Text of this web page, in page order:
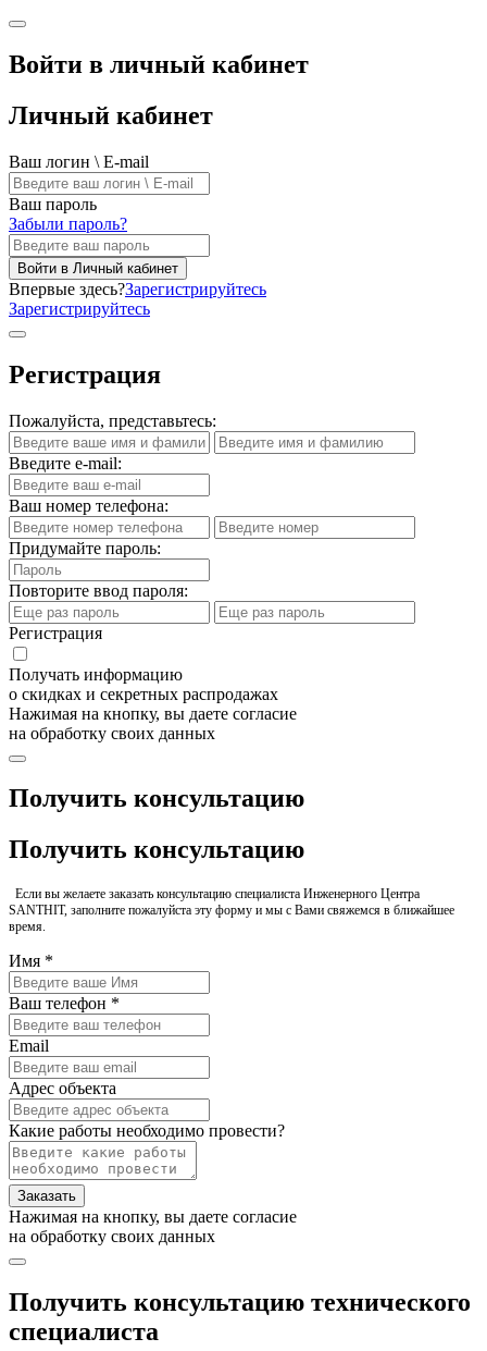
Войти в личный кабинет
Личный кабинет
Ваш логин \ E-mail
Ваш пароль
Забыли пароль?
Войти в Личный кабинет
Впервые здесь?Зарегистрируйтесь
Зарегистрируйтесь
Регистрация
Пожалуйста, представьтесь:
Введите e-mail:
Ваш номер телефона:
Придумайте пароль:
Повторите ввод пароля:
Регистрация
Получать информацию
о скидках и секретных распродажах
Нажимая на кнопку, вы даете согласие
на обработку своих данных
Получить консультацию
Получить консультацию
Если вы желаете заказать консультацию специалиста Инженерного Центра
SANTHIT, заполните пожалуйста эту форму и мы с Вами свяжемся в ближайшее
время.
Имя *
Ваш телефон *
Email
Адрес объекта
Какие работы необходимо провести?
Заказать
Нажимая на кнопку, вы даете согласие
на обработку своих данных
Получить консультацию технического
специалиста